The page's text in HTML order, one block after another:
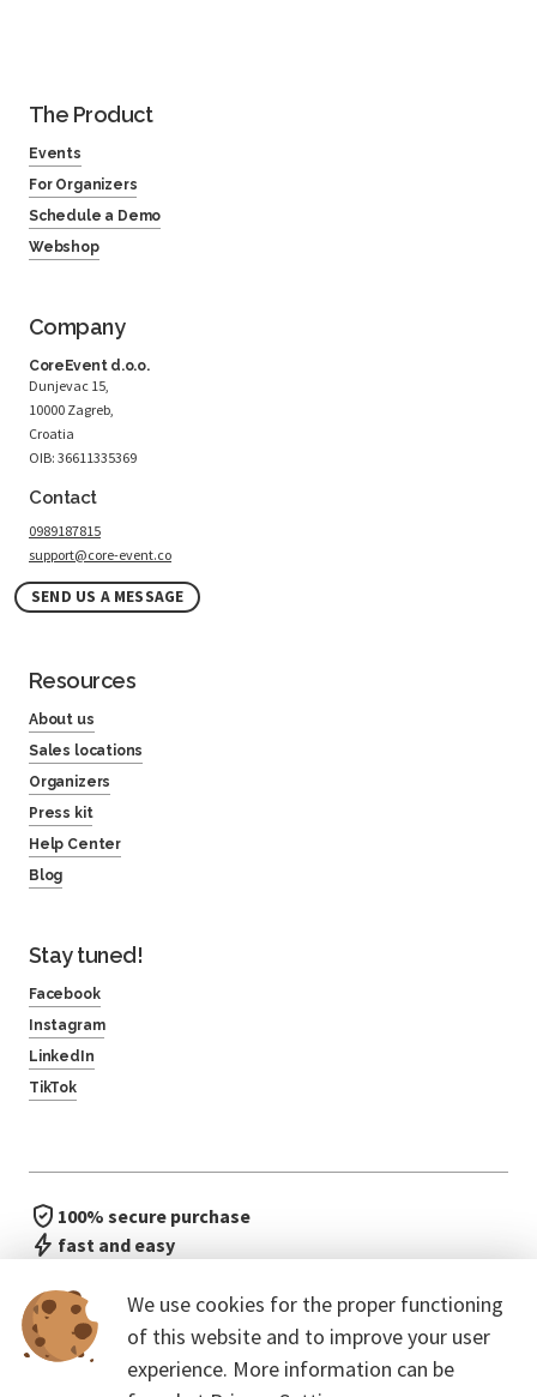
We use cookies for the proper functioning
of this website and to improve your user
experience. More information can be
The Product
Events
For Organizers
Schedule a Demo
Webshop
Company
CoreEvent d.o.o.
Dunjevac 15,
10000 Zagreb,
Croatia
OIB: 36611335369
Contact
0989187815
support@core-event.co
SEND US A MESSAGE
Resources
About us
Sales locations
Organizers
Press kit
Help Center
Blog
Stay tuned!
Facebook
Instagram
LinkedIn
TikTok
100% secure purchase
fast and easy